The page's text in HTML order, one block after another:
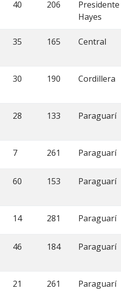
40 206
Presidente
Hayes
35 165 Central
30 190 Cordillera
28 133 Paraguarí
7 261 Paraguarí
60 153 Paraguarí
14 281 Paraguarí
46 184 Paraguarí
21 261 Paraguarí